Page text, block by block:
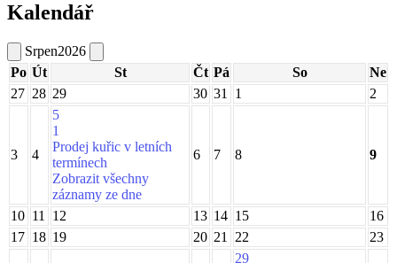
Kalendář
Srpen2026
Po Út St Čt Pá So
Ne
27 28 29 30 31 1 2
3 4
5
1
Prodej kuřic v letních
termínech
Zobrazit všechny
záznamy ze dne
6 7 8 9
10 11 12 13 14 15
16
17 18 19 20 21 22 23
29